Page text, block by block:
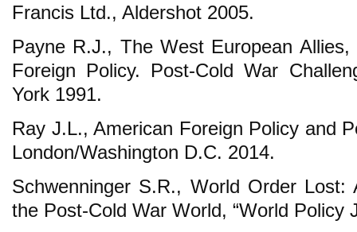
Francis Ltd., Aldershot 2005.
Payne R.J., The West European
Foreign Policy. Post-Cold War
York 1991.
Ray J.L., American Foreign Policy and
London/Washington D.C. 2014.
Schwenninger S.R., World Order Lost:
the Post-Cold War World, “World Policy